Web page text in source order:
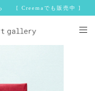
ら [ Creemaでも販売中 ]